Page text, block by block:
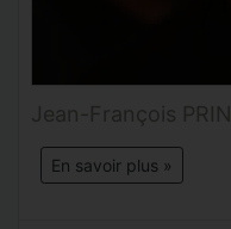
Jean-François PRIN
En savoir plus »